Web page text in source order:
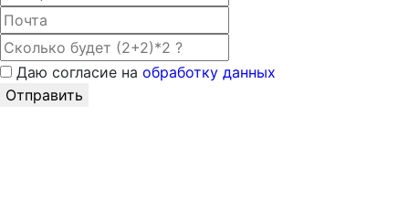
Даю согласие на обработку данных
Отправить